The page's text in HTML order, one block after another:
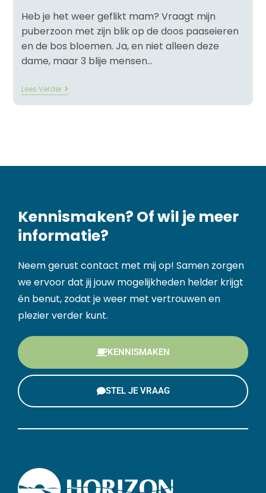
Heb je het weer geflikt mam? Vraagt mijn
puberzoon met zijn blik op de doos paaseieren
en de bos bloemen. Ja, en niet alleen deze
dame, maar 3 blije mensen…
Lees Verder
Kennismaken? Of wil je meer
informatie?
Neem gerust contact met mij op! Samen zorgen
we ervoor dat jij jouw mogelijkheden helder krijgt
én benut, zodat je weer met vertrouwen en
plezier verder kunt.
KENNISMAKEN
STEL JE VRAAG